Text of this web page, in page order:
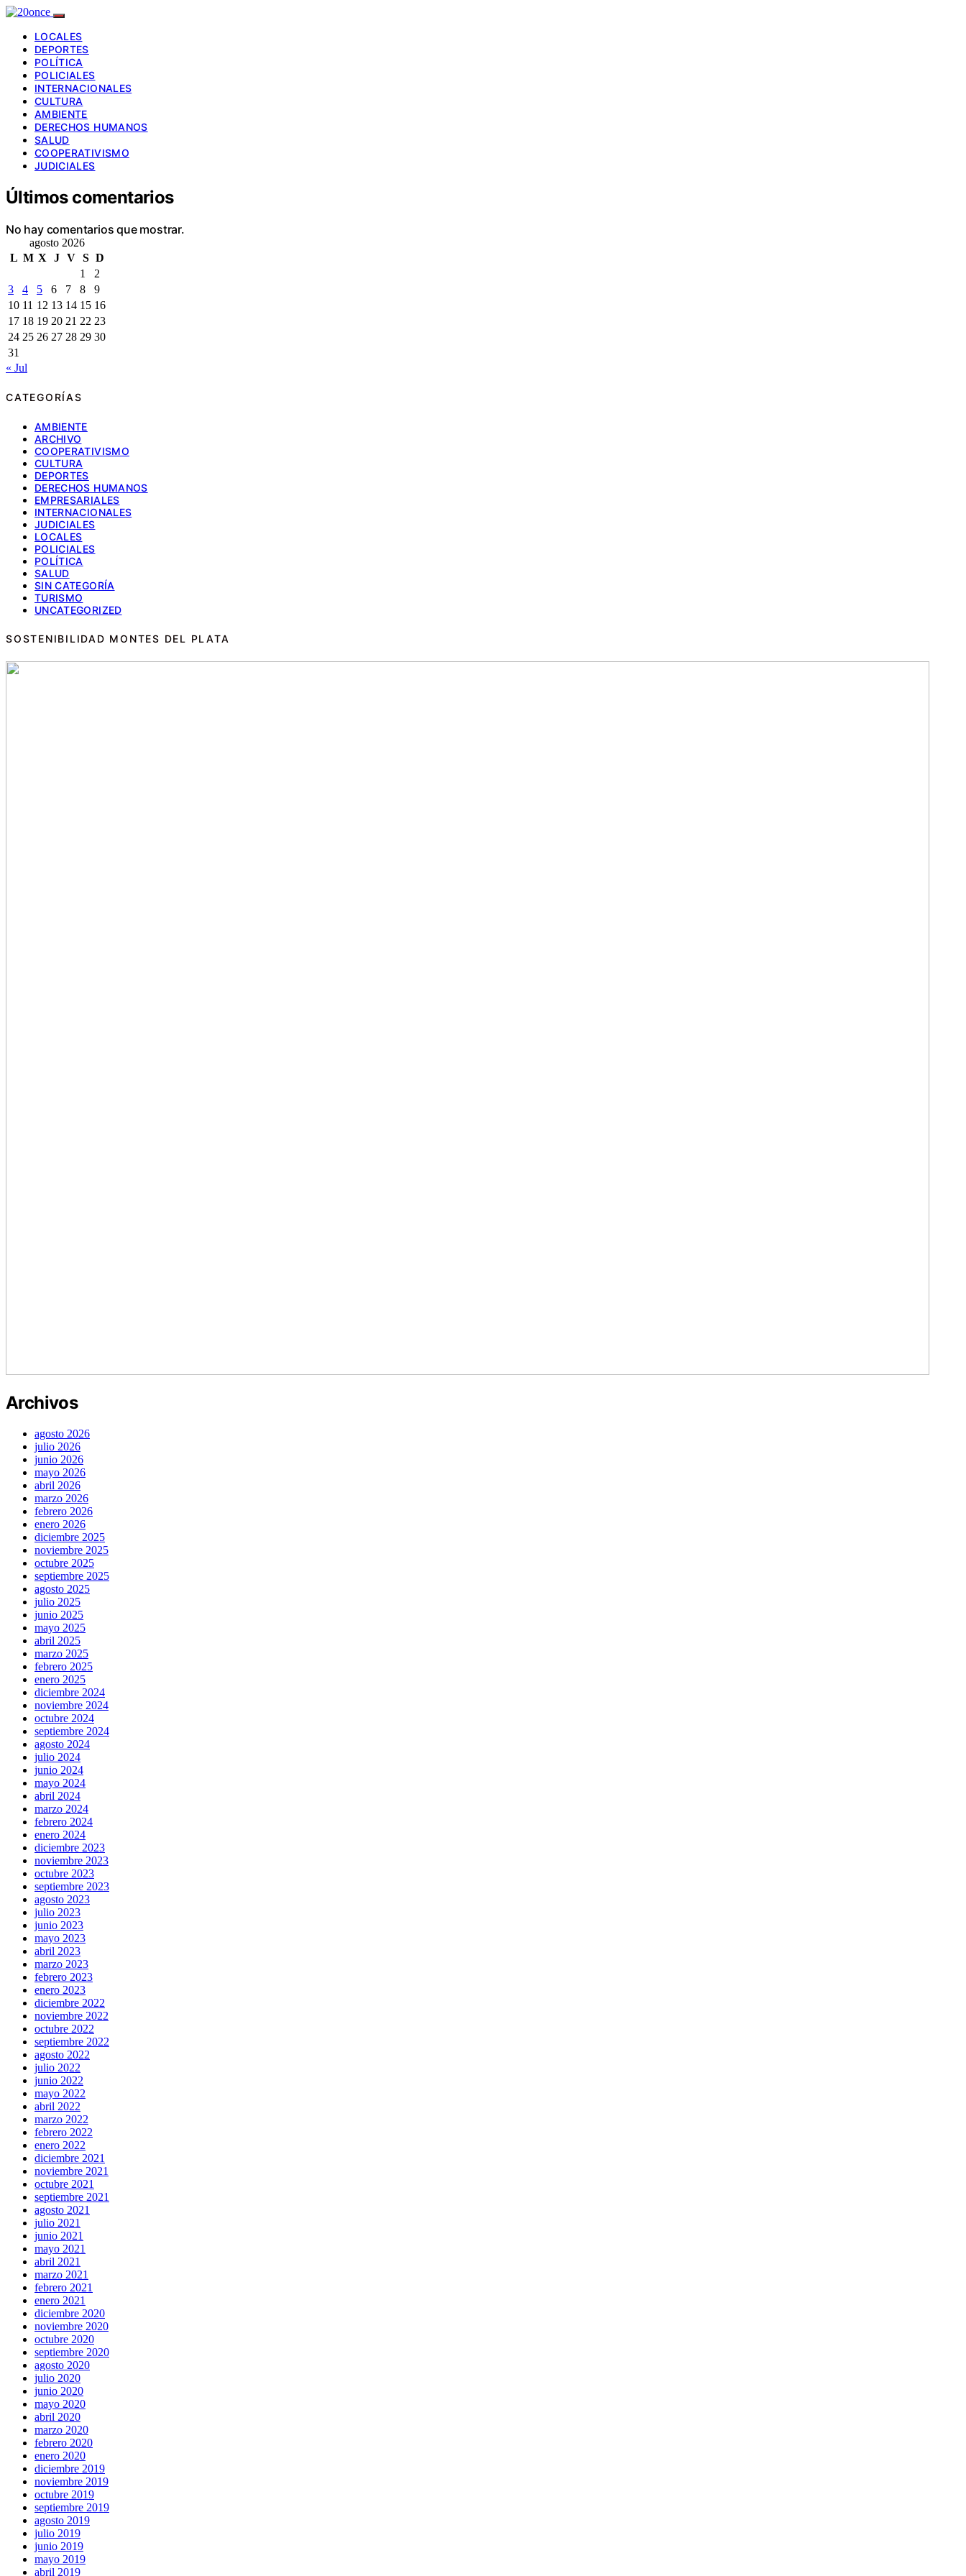
LOCALES
DEPORTES
POLÍTICA
POLICIALES
INTERNACIONALES
CULTURA
AMBIENTE
DERECHOS HUMANOS
SALUD
COOPERATIVISMO
JUDICIALES
Últimos comentarios
No hay comentarios que mostrar.
agosto 2026
L M X J V S D
1
2
3
4 5 6 7 8
9
10 11 12 13 14 15 16
17 18 19 20 21 22 23
24 25 26 27 28 29 30
31
« Jul
CATEGORÍAS
AMBIENTE
ARCHIVO
COOPERATIVISMO
CULTURA
DEPORTES
DERECHOS HUMANOS
EMPRESARIALES
INTERNACIONALES
JUDICIALES
LOCALES
POLICIALES
POLÍTICA
SALUD
SIN CATEGORÍA
TURISMO
UNCATEGORIZED
SOSTENIBILIDAD MONTES DEL PLATA
Archivos
agosto 2026
julio 2026
junio 2026
mayo 2026
abril 2026
marzo 2026
febrero 2026
enero 2026
diciembre 2025
noviembre 2025
octubre 2025
septiembre 2025
agosto 2025
julio 2025
junio 2025
mayo 2025
abril 2025
marzo 2025
febrero 2025
enero 2025
diciembre 2024
noviembre 2024
octubre 2024
septiembre 2024
agosto 2024
julio 2024
junio 2024
mayo 2024
abril 2024
marzo 2024
febrero 2024
enero 2024
diciembre 2023
noviembre 2023
octubre 2023
septiembre 2023
agosto 2023
julio 2023
junio 2023
mayo 2023
abril 2023
marzo 2023
febrero 2023
enero 2023
diciembre 2022
noviembre 2022
octubre 2022
septiembre 2022
agosto 2022
julio 2022
junio 2022
mayo 2022
abril 2022
marzo 2022
febrero 2022
enero 2022
diciembre 2021
noviembre 2021
octubre 2021
septiembre 2021
agosto 2021
julio 2021
junio 2021
mayo 2021
abril 2021
marzo 2021
febrero 2021
enero 2021
diciembre 2020
noviembre 2020
octubre 2020
septiembre 2020
agosto 2020
julio 2020
junio 2020
mayo 2020
abril 2020
marzo 2020
febrero 2020
enero 2020
diciembre 2019
noviembre 2019
octubre 2019
septiembre 2019
agosto 2019
julio 2019
junio 2019
mayo 2019
abril 2019